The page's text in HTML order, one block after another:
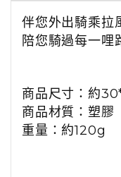
伴您外出騎乘拉
陪您騎過每一哩
商品尺寸：約
商品材質：塑膠
重量：約120g